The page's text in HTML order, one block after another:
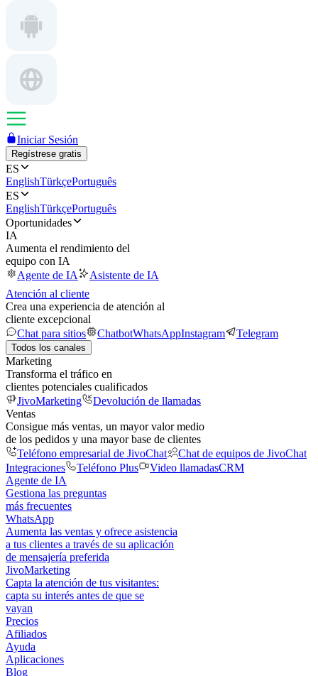
Iniciar Sesión
Regístrese gratis
ES
EnglishTürkçePortuguês
ES
EnglishTürkçePortuguês
Oportunidades
IA
Aumenta el rendimiento del
equipo con IA
Agente de IA
Asistente de IA
Atención al cliente
Crea una experiencia de atención al
cliente excepcional
Chat para sitios
ChatbotWhatsAppInstagram Telegram
Todos los canales
Marketing
Transforma el tráfico en
clientes potenciales cualificados
JivoMarketing
Devolución de llamadas
Ventas
Consigue más ventas, un mayor valor medio
de los pedidos y una mayor base de clientes
Teléfono empresarial de JivoChat
Chat de equipos de JivoChat
Integraciones
Teléfono Plus Video llamadasCRM
Agente de IA
Gestiona las preguntas
más frecuentes
WhatsApp
Aumenta las ventas y ofrece asistencia
a tus clientes a través de su aplicación
de mensajería preferida
JivoMarketing
Capta la atención de tus visitantes:
capta su interés antes de que se
vayan
Precios
Afiliados
Ayuda
Aplicaciones
Blog